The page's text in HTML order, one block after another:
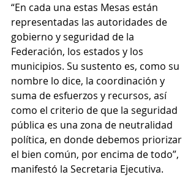
“En cada una estas Mesas están
representadas las autoridades de
gobierno y seguridad de la
Federación, los estados y los
municipios. Su sustento es, como su
nombre lo dice, la coordinación y
suma de esfuerzos y recursos, así
como el criterio de que la seguridad
pública es una zona de neutralidad
política, en donde debemos priorizar
el bien común, por encima de todo”,
manifestó la Secretaria Ejecutiva.